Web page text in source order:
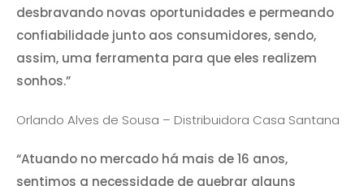
desbravando novas oportunidades e permeando
confiabilidade junto aos consumidores, sendo,
assim, uma ferramenta para que eles realizem
sonhos.”
Orlando Alves de Sousa – Distribuidora Casa Santana
“Atuando no mercado há mais de 16 anos,
sentimos a necessidade de quebrar alguns